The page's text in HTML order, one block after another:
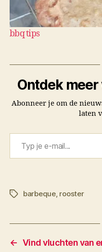
bbq tips
Ontdek
Abonneer je om de
laten
Typ je e-mail...
Tagsbarbeque, rooster
← Vind vluchten van